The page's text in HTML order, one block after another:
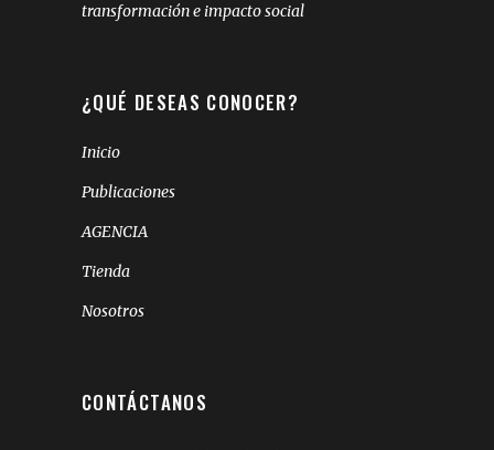
transformación e impacto social
¿QUÉ DESEAS CONOCER?
Inicio
Publicaciones
AGENCIA
Tienda
Nosotros
CONTÁCTANOS